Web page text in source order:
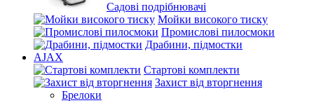
Садові подрібнювачі
Мойки високого тиску
Промислові пилосмоки
Драбини, підмостки
AJAX
Стартові комплекти
Захист від вторгнення
Брелоки